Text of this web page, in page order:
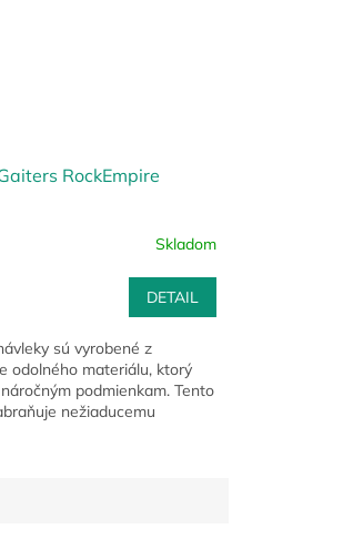
RockEmpire
Skladom
DETAIL
sú vyrobené z
odolného materiálu, ktorý
podmienkam. Tento
nežiaducemu